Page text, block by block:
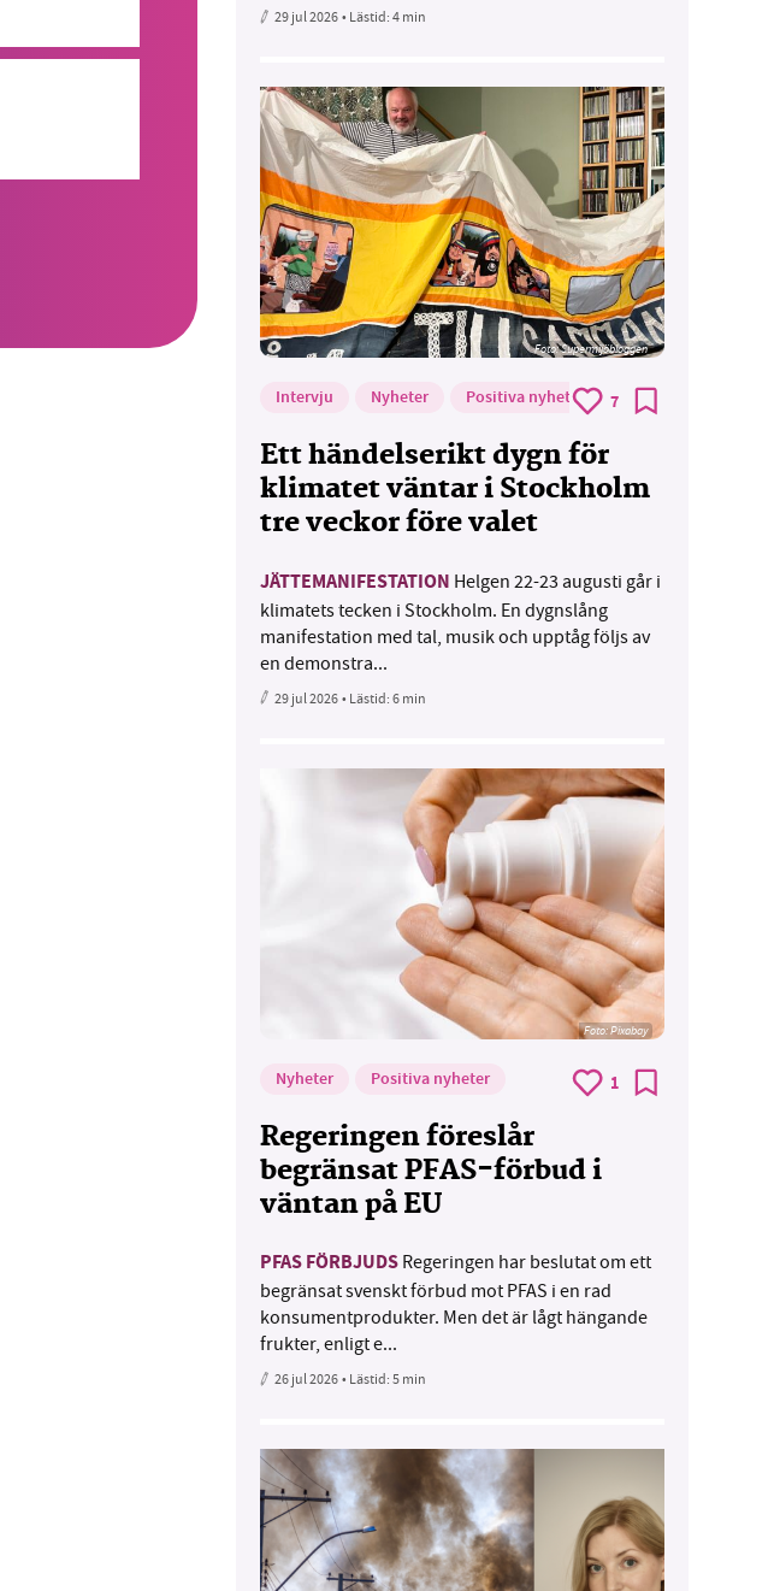
29 jul 2026• Lästid:4 min
Foto: Supermijöbloggen
Intervju Nyheter Positiva nyheter 7
Ett händelserikt dygn för
klimatet väntar i Stockholm
tre veckor före valet
JÄTTEMANIFESTATION Helgen 22-23 augusti går i
klimatets tecken i Stockholm. En dygnslång
manifestation med tal, musik och upptåg följs av
en demonstra...
29 jul 2026• Lästid:6 min
Foto:Pixabay
Nyheter Positiva nyheter 1
Regeringen föreslår
begränsat PFAS-förbud i
väntan på EU
PFAS FÖRBJUDS Regeringen har beslutat om ett
begränsat svenskt förbud mot PFAS i en rad
konsumentprodukter. Men det är lågt hängande
frukter, enligt e...
26 jul 2026• Lästid:5 min